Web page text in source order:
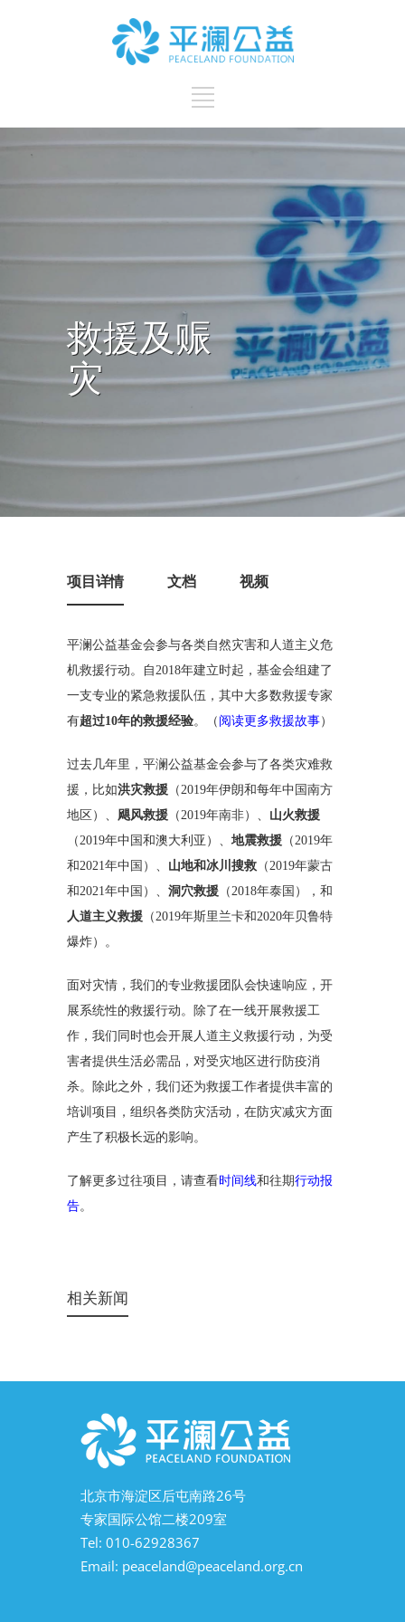
救援及赈
灾
项目详情 文档 视频
平澜公益基金会参与各类自然灾害和人道主义危
机救援行动。自2018年建立时起，基金会组建了
一支专业的紧急救援队伍，其中大多数救援专家
有超过10年的救援经验。（ 阅读更多救援故事）
过去几年里，平澜公益基金会参与了各类灾难救
援，比如洪灾救援 （2019年伊朗和每年中国南方
地区）、 飓风救援 （2019年南非）、 山火救援
（2019年中国和澳大利亚）、 地震救援 （2019年
和2021年中国）、 山地和冰川搜救 （2019年蒙古
和2021年中国）、 洞穴救援 （2018年泰国），和
人道主义救援 （2019年斯里兰卡和2020年贝鲁特
爆炸）。
面对灾情，我们的专业救援团队会快速响应，开
展系统性的救援行动。除了在一线开展救援工
作，我们同时也会开展人道主义救援行动，为受
害者提供生活必需品，对受灾地区进行防疫消
杀。除此之外，我们还为救援工作者提供丰富的
培训项目，组织各类防灾活动，在防灾减灾方面
产生了积极长远的影响。
了解更多过往项目，请查看时间线和往期行动报
告。
相关新闻
北京市海淀区后屯南路26号
专家国际公馆二楼209室
Tel: 010-62928367
Email: peaceland@peaceland.org.cn